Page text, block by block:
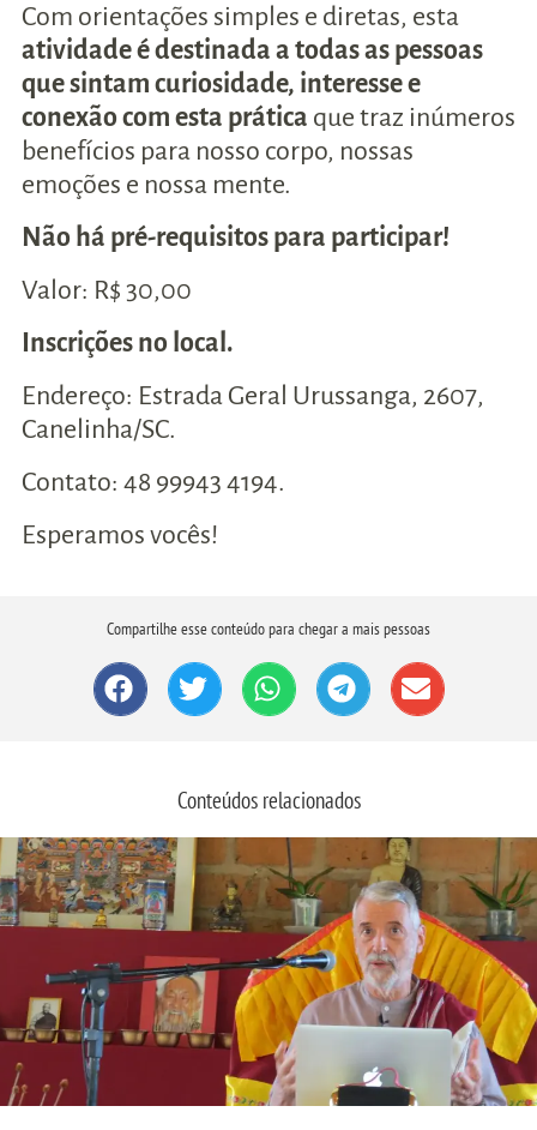
Com orientações simples e diretas, esta
atividade é destinada a todas as pessoas
que sintam curiosidade, interesse e
conexão com esta prática que traz inúmeros
benefícios para nosso corpo, nossas
emoções e nossa mente.
Não há pré-requisitos para participar!
Valor: R$ 30,00
Inscrições no local.
Endereço: Estrada Geral Urussanga, 2607,
Canelinha/SC.
Contato: 48 99943 4194.
Esperamos vocês!
Compartilhe esse conteúdo para chegar a mais pessoas
Conteúdos relacionados